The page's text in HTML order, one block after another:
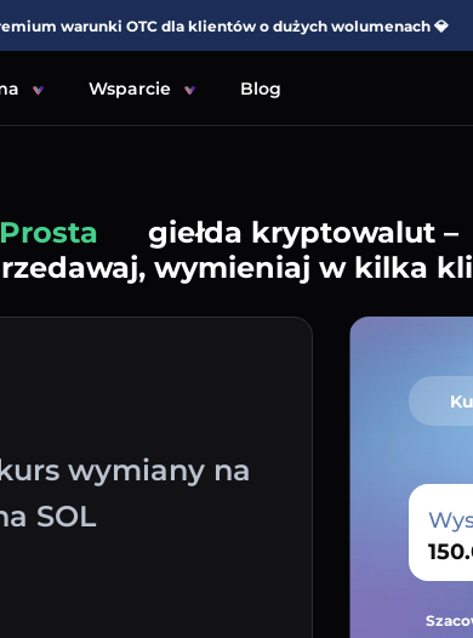
warunki OTC dla klientów o dużych wolumenach 💎
Wsparcie Blog
Prosta
giełda kryptowalut –
wymieniaj w kilka
wymiany na
SOL